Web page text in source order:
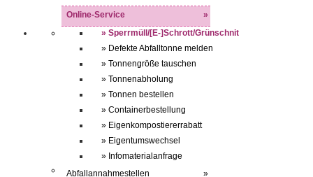
Online-Service
»
» Sperrmüll/[E-]Schrott/Grünschnit
» Defekte Abfalltonne melden
» Tonnengröße tauschen
» Tonnenabholung
» Tonnen bestellen
» Containerbestellung
» Eigenkompostiererrabatt
» Eigentumswechsel
» Infomaterialanfrage
Abfallannahmestellen
»